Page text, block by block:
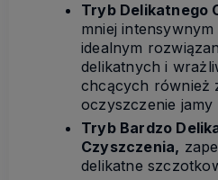
Tryb Delikatnego
mniej
idealnym
delikatnych i
chcących również
oczyszczenie jamy
Tryb Bardzo
Czyszczenia,
delikatne